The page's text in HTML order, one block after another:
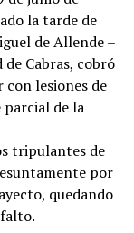
Zárate
Sánchez y
Hurtado.
se
el
500 mil pesos
y 875 mil
de
la tarde de
de Allende –
Cabras, cobró
con lesiones de
parcial de la
tripulantes de
por
quedando